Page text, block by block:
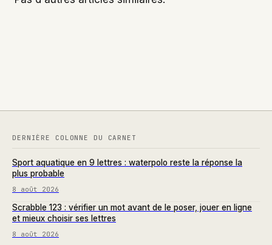
DERNIÈRE COLONNE DU CARNET
Sport aquatique en 9 lettres : waterpolo reste la réponse la
plus probable
8 août 2026
Scrabble 123 : vérifier un mot avant de le poser, jouer en ligne
et mieux choisir ses lettres
8 août 2026